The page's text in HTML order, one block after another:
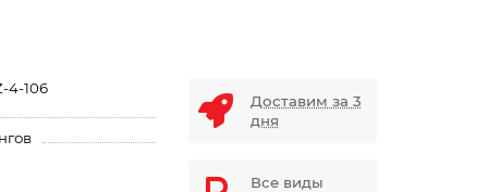
4-106
Доставим за 3
дня
Все виды